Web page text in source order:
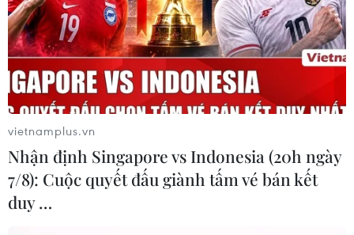
vietnamplus.vn
Nhận định Singapore vs Indonesia (20h ngày
7/8): Cuộc quyết đấu giành tấm vé bán kết
duy …